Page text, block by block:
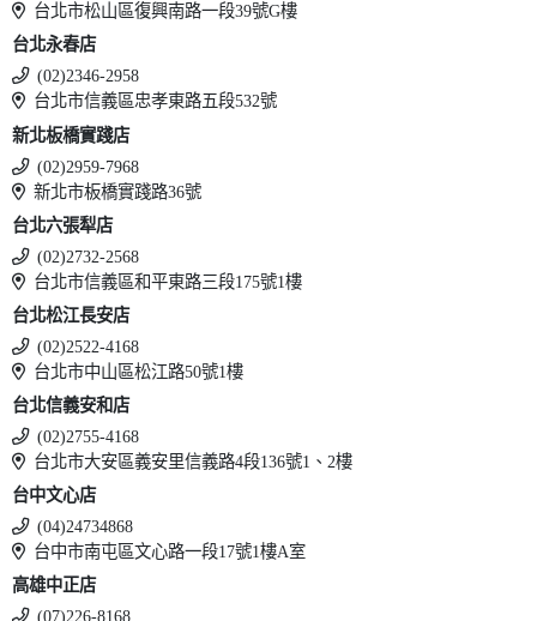
台北市松山區復興南路一段39號G樓
台北永春店
(02)2346-2958
台北市信義區忠孝東路五段532號
新北板橋實踐店
(02)2959-7968
新北市板橋實踐路36號
台北六張犁店
(02)2732-2568
台北市信義區和平東路三段175號1樓
台北松江長安店
(02)2522-4168
台北市中山區松江路50號1樓
台北信義安和店
(02)2755-4168
台北市大安區義安里信義路4段136號1、2樓
台中文心店
(04)24734868
台中市南屯區文心路一段17號1樓A室
高雄中正店
(07)226-8168